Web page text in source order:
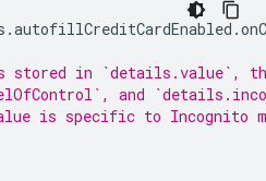
.autofillCreditCardEnabled .
stored in `details.value`,
and
is specific to Incognito